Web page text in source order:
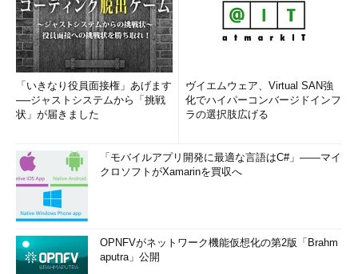
「いきなり役員面接権」あげます
──ジャストシステムから「挑戦
状」が届きました
ヴイエムウェア、Virtual SAN強
化でハイパーコンバージドインフ
ラの選択肢広げる
「モバイルアプリ開発に最適な言語はC#」――マイ
クロソフトがXamarinを買収へ
OPNFVがネットワーク機能仮想化の第2版「Brahm
aputra」公開